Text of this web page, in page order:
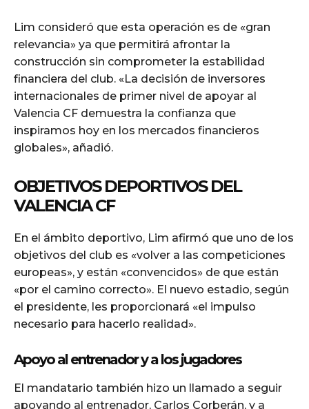
Lim consideró que esta operación es de «gran
relevancia» ya que permitirá afrontar la
construcción sin comprometer la estabilidad
financiera del club. «La decisión de inversores
internacionales de primer nivel de apoyar al
Valencia CF demuestra la confianza que
inspiramos hoy en los mercados financieros
globales», añadió.
OBJETIVOS DEPORTIVOS DEL
VALENCIA CF
En el ámbito deportivo, Lim afirmó que uno de los
objetivos del club es «volver a las competiciones
europeas», y están «convencidos» de que están
«por el camino correcto». El nuevo estadio, según
el presidente, les proporcionará «el impulso
necesario para hacerlo realidad».
Apoyo al entrenador y a los jugadores
El mandatario también hizo un llamado a seguir
apoyando al entrenador, Carlos Corberán, y a